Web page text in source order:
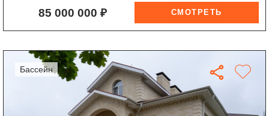
85 000 000 ₽
бассейн